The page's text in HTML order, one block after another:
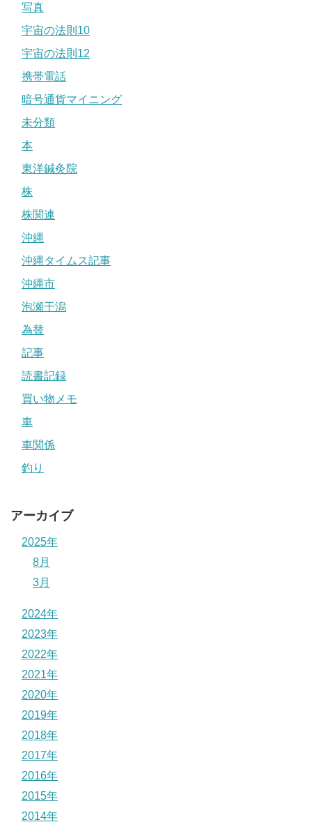
写真
宇宙の法則10
宇宙の法則12
携帯電話
暗号通貨マイニング
未分類
本
東洋鍼灸院
株
株関連
沖縄
沖縄タイムス記事
沖縄市
泡瀬干潟
為替
記事
読書記録
買い物メモ
車
車関係
釣り
アーカイブ
2025年
8月
3月
2024年
2023年
2022年
2021年
2020年
2019年
2018年
2017年
2016年
2015年
2014年